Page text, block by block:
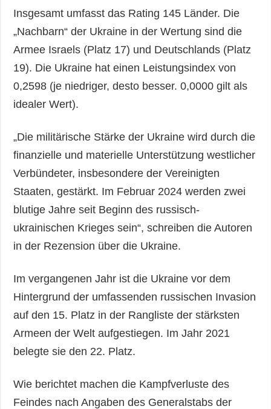
Insgesamt umfasst das Rating 145 Länder. Die
„Nachbarn“ der Ukraine in der Wertung sind die
Armee Israels (Platz 17) und Deutschlands (Platz
19). Die Ukraine hat einen Leistungsindex von
0,2598 (je niedriger, desto besser. 0,0000 gilt als
idealer Wert).
„Die militärische Stärke der Ukraine wird durch die
finanzielle und materielle Unterstützung westlicher
Verbündeter, insbesondere der Vereinigten
Staaten, gestärkt. Im Februar 2024 werden zwei
blutige Jahre seit Beginn des russisch-
ukrainischen Krieges sein“, schreiben die Autoren
in der Rezension über die Ukraine.
Im vergangenen Jahr ist die Ukraine vor dem
Hintergrund der umfassenden russischen Invasion
auf den 15. Platz in der Rangliste der stärksten
Armeen der Welt aufgestiegen. Im Jahr 2021
belegte sie den 22. Platz.
Wie berichtet machen die Kampfverluste des
Feindes nach Angaben des Generalstabs der